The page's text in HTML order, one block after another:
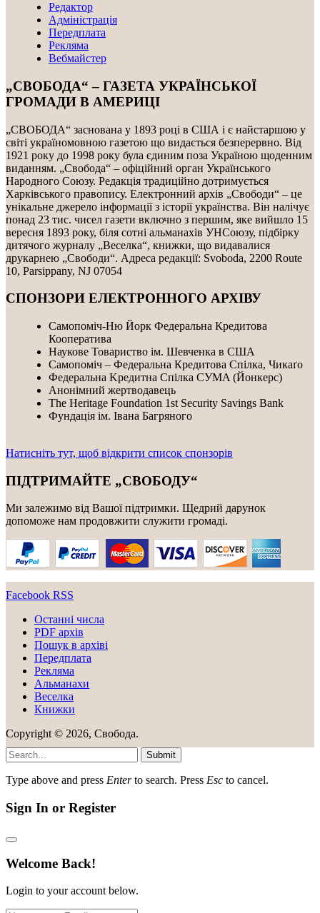
Редактор
Адміністрація
Передплата
Рекляма
Вебмайстер
„СВОБОДА“ – ГАЗЕТА УКРАЇНСЬКОЇ
ГРОМАДИ В АМЕРИЦІ
„СВОБОДА“ заснована у 1893 році в США і є найстаршою у
світі україномовною газетою що видається безперервно. Від
1921 року до 1998 року була єдиним поза Україною щоденним
виданням. „Свобода“ – офіційний орган Українського
Народного Союзу. Редакція традиційно дотримується
Харківського правопису. Електронний архів „Свободи“ – це
унікальне джерело інформації з історії українства. Він налічує
понад 23 тис. чисел газети включно з першим, яке вийшло 15
вересня 1893 року, біля сотні альманахів УНСоюзу, підбірку
дитячого журналу „Веселка“, книжки, що видавалися
друкарнею „Свободи“. Адреса редакції: Svoboda, 2200 Route
10, Parsippany, NJ 07054
СПОНЗОРИ ЕЛЕКТРОННОГО АРХІВУ
Самопоміч-Ню Йорк Федеральна Кредитова
Кооператива
Наукове Товариство ім. Шевченка в США
Самопоміч – Федеральна Кредитова Спілка, Чикаґо
Федеральнa Kредитнa Спілка CУMA (Йонкерс)
Анонімний жертводавець
The Heritage Foundation 1st Security Savings Bank
Фундація ім. Івана Багряного
Натисніть тут, щоб відкрити список спонзорів
ПІДТРИМАЙТЕ „СВОБОДУ“
Ми залежимо від Вашої підтримки. Щедрий дарунок
допоможе нам продовжити служити громаді.
Facebook RSS
Останні числа
PDF архів
Пошук в архіві
Передплата
Рекляма
Альманахи
Веселка
Книжки
Copyright © 2026, Свобода.
Submit
Type above and press Enterto search. Press Esc to cancel.
Sign In or Register
Welcome Back!
Login to your account below.